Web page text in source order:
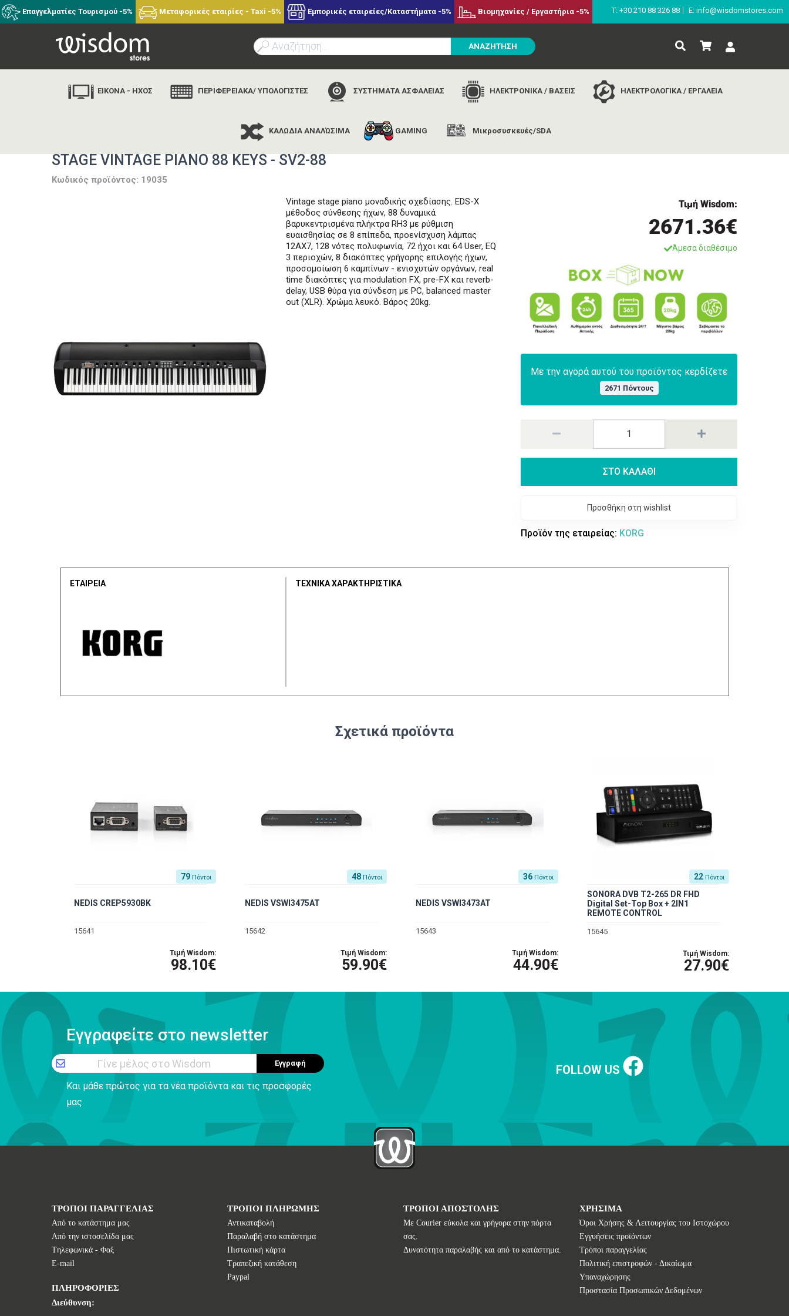
Επαγγελματίες Τουρισμού -5% Μεταφορικές εταιρίες - Taxi -5% Εμπορικές εταιρείες/Καταστήματα -5% Βιομηχανίες / Εργαστήρια -5% Τ: +30 210 88 326 88 E: info@wisdomstores.com
ΑΝΑΖΗΤΗΣΗ
ΕΙΚΟΝΑ - ΗΧΟΣ ΠΕΡΙΦΕΡΕΙΑΚΑ/ ΥΠΟΛΟΓΙΣΤΕΣ ΣΥΣΤΗΜΑΤΑ ΑΣΦΑΛΕΙΑΣ ΗΛΕΚΤΡΟΝΙΚΑ / ΒΑΣΕΙΣ ΗΛΕΚΤΡΟΛΟΓΙΚΑ / ΕΡΓΑΛΕΙΑ
ΚΑΛΩΔΙΑ ΑΝΑΛΏΣΙΜΑ GAMING Μικροσυσκευές/SDA
αρχική εταιρίες korg stage vintage piano 88 keys - sv2-88
STAGE VINTAGE PIANO 88 KEYS - SV2-88
Κωδικός προϊόντος: 19035
Vintage stage piano μοναδικής σχεδίασης. ΕDS-X
μέθοδος σύνθεσης ήχων, 88 δυναμικά
βαρυκεντρισμένα πλήκτρα RH3 με ρύθμιση
ευαισθησίας σε 8 επίπεδα, προενίσχυση λάμπας
12ΑΧ7, 128 νότες πολυφωνία, 72 ήχοι και 64 User, ΕQ
3 περιοχών, 8 διακόπτες γρήγορης επιλογής ήχων,
προσομοίωση 6 καμπίνων - ενισχυτών οργάνων, real
time διακόπτες για modulation FX, pre-FX και reverb-
delay, USB θύρα για σύνδεση με PC, balanced master
out (XLR). Χρώμα λευκό. Βάρος 20kg.
Τιμή Wisdom:
2671.36€
Άμεσα διαθέσιμο
Με την αγορά αυτού του προϊόντος κερδίζετε
2671 Πόντους
ΣΤΟ ΚΑΛΑΘΙ
Προσθήκη στη wishlist
Προϊόν της εταιρείας: KORG
ΕΤΑΙΡΕΙΑ ΤΕΧΝΙΚΑ ΧΑΡΑΚΤΗΡΙΣΤΙΚΑ
Σχετικά προϊόντα
79 Πόντοι
NEDIS CREP5930BK
15641
Τιμή Wisdom:
98.10€
48 Πόντοι
NEDIS VSWI3475AT
15642
Τιμή Wisdom:
59.90€
36 Πόντοι
NEDIS VSWI3473AT
15643
Τιμή Wisdom:
44.90€
22 Πόντοι
SONORA DVB T2-265 DR FHD
Digital Set-Top Box + 2IN1
REMOTE CONTROL
15645
Τιμή Wisdom:
27.90€
Εγγραφείτε στο newsletter
Γίνε μέλος στο Wisdom Εγγραφή
Και μάθε πρώτος για τα νέα προϊόντα και τις προσφορές
μας
FOLLOW US
ΤΡΟΠΟΙ ΠΑΡΑΓΓΕΛΙΑΣ
Από το κατάστημα μας
Από την ιστοσελίδα μας
Tηλεφωνικά - Φαξ
E-mail
ΠΛΗΡΟΦΟΡΙΕΣ
Διεύθυνση:
ΤΡΟΠΟΙ ΠΛΗΡΩΜΗΣ
Αντικαταβολή
Παραλαβή στο κατάστημα
Πιστωτική κάρτα
Τραπεζική κατάθεση
Paypal
ΤΡΟΠΟΙ ΑΠΟΣΤΟΛΗΣ
Με Courier εύκολα και γρήγορα στην πόρτα
σας.
Δυνατότητα παραλαβής και από το κατάστημα.
ΧΡΗΣΙΜΑ
Όροι Χρήσης & Λειτουργίας του Ιστοχώρου
Εγγυήσεις προϊόντων
Τρόποι παραγγελίας
Πολιτική επιστροφών - Δικαίωμα
Υπαναχώρησης
Προστασία Προσωπικών Δεδομένων